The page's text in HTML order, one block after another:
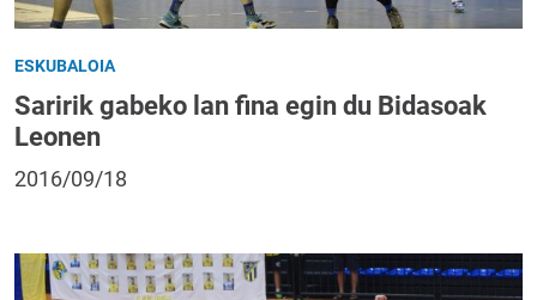
ESKUBALOIA
Saririk gabeko lan fina egin du Bidasoak
Leonen
2016/09/18